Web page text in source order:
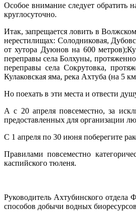
Особое внимание следует обратить
круглосуточно.
Итак, запрещается ловить в
нерестилищах: Солодниковая,
от хутора Дуюнов на 600
переправы села Болхуны,
переправы села Сокрутовка,
Кулаковская яма, река Ахтуба (на 5
Но поехать в эти места и отвести
А с 20 апреля повсеместно, за
предоставленных для организации
С 1 апреля по 30 июня поберегите
Правилами повсеместно
каспийского тюленя.
Руководитель Ахтубинского отдела
способов добычи водных